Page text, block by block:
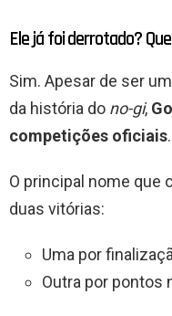
Ele já foi derrotado?
Sim. Apesar de ser
da história do no-gi,
competições oficiais.
O principal nome que
duas vitórias:
Uma por
Outra por pontos